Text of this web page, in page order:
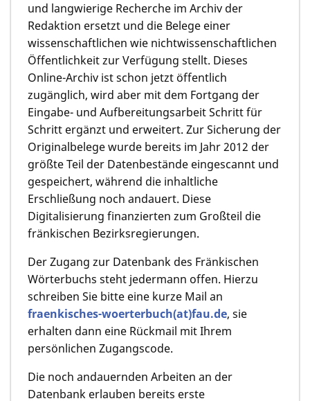
und langwierige Recherche im Archiv der
Redaktion ersetzt und die Belege einer
wissenschaftlichen wie nichtwissenschaftlichen
Öffentlichkeit zur Verfügung stellt. Dieses
Online-Archiv ist schon jetzt öffentlich
zugänglich, wird aber mit dem Fortgang der
Eingabe- und Aufbereitungsarbeit Schritt für
Schritt ergänzt und erweitert. Zur Sicherung der
Originalbelege wurde bereits im Jahr 2012 der
größte Teil der Datenbestände eingescannt und
gespeichert, während die inhaltliche
Erschließung noch andauert. Diese
Digitalisierung finanzierten zum Großteil die
fränkischen Bezirksregierungen.
Der Zugang zur Datenbank des Fränkischen
Wörterbuchs steht jedermann offen. Hierzu
schreiben Sie bitte eine kurze Mail an
fraenkisches-woerterbuch(at)fau.de, sie
erhalten dann eine Rückmail mit Ihrem
persönlichen Zugangscode.
Die noch andauernden Arbeiten an der
Datenbank erlauben bereits erste